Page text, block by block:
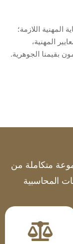
المهنية اللازمة؛
المهنية،
بقيمنا الجوهرية.
متكاملة من
المحاسبية